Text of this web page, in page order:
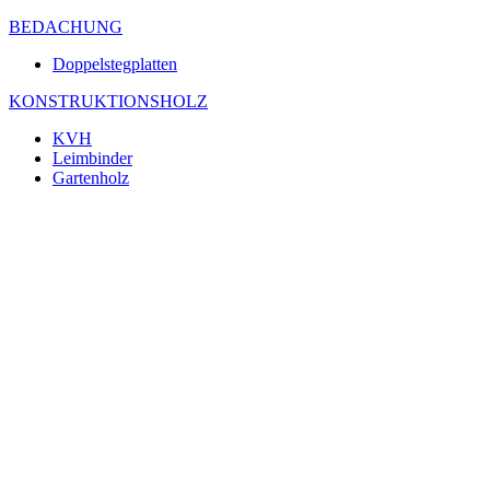
BEDACHUNG
Doppelstegplatten
KONSTRUKTIONSHOLZ
KVH
Leimbinder
Gartenholz